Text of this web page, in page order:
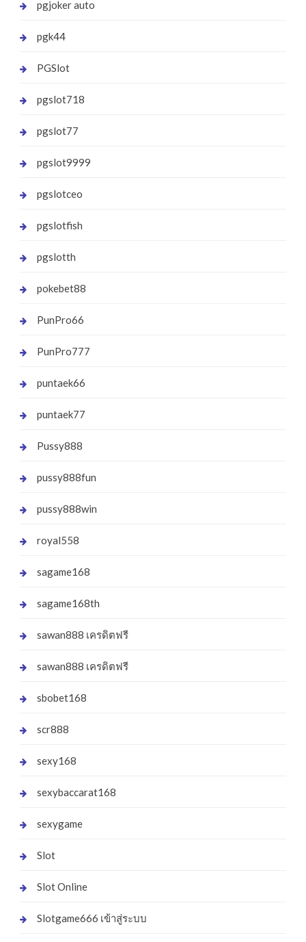
pgjoker auto
pgk44
PGSlot
pgslot718
pgslot77
pgslot9999
pgslotceo
pgslotfish
pgslotth
pokebet88
PunPro66
PunPro777
puntaek66
puntaek77
Pussy888
pussy888fun
pussy888win
royal558
sagame168
sagame168th
sawan888 เครดิตฟรี
sawan888 เครดิตฟรี
sbobet168
scr888
sexy168
sexybaccarat168
sexygame
Slot
Slot Online
Slotgame666 เข้าสู่ระบบ